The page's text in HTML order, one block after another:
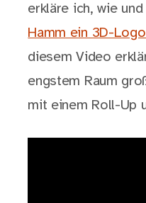
erkläre ich, wie und
Hamm ein 3D-
diesem Video
engstem Raum
mit einem Roll-Up